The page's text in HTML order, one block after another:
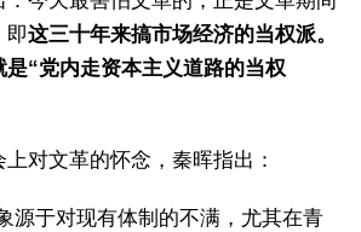
即这三十年来搞市场经济的当权派。
是“党内走资本主义道路的当权
对文革的怀念，秦晖指出：
源于对现有体制的不满，尤其在青